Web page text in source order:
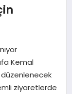
Kemal
düzenlenecek
ziyaretlerde